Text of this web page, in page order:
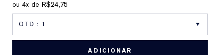
ou 4x de R$24,75
ADICIONAR